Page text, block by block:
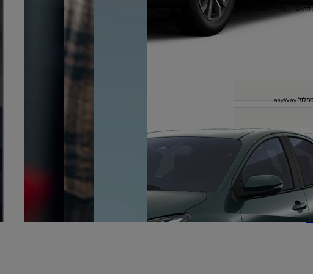
את השירות. ידוע לי
המידע, דרכי
וסכונויותיה
.